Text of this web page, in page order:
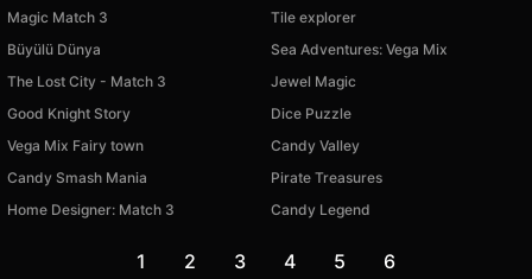
Magic Match 3
Tile explorer
Büyülü Dünya
Sea Adventures: Vega Mix
The Lost City - Match 3
Jewel Magic
Good Knight Story
Dice Puzzle
Vega Mix Fairy town
Candy Valley
Candy Smash Mania
Pirate Treasures
Home Designer: Match 3
Candy Legend
1 2 3 4 5 6